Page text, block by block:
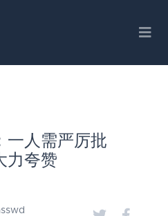
一人需严厉批
力夸赞